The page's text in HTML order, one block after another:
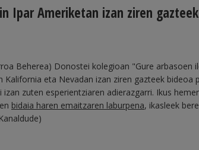
Ipar Ameriketan izan ziren
Beherea) Donostei kolegioan "Gure arbasoen
Kalifornia eta Nevadan izan ziren gazteek bideoa
izan zuten esperientziaren adierazgarri. Ikus
bidaia haren emaitzaren laburpena, ikasleek